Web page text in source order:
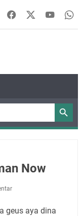
Now
geus aya dina